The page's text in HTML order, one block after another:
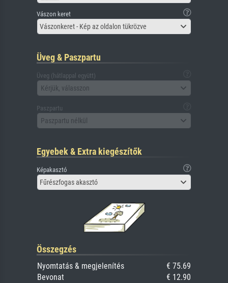
Vászon keret
Vászonkeret - Kép az oldalon tükrözve
Üveg & Paszpartu
Üveg (hátlappal együtt)
Kérjük, válasszon
Paszpartu
Paszpartu nélkül
Egyebek & Extra kiegészítők
Képakasztó
Fűrészfogas akasztó
Összegzés
Nyomtatás & megjelenítés
€ 75.69
Bevonat
€ 12.90